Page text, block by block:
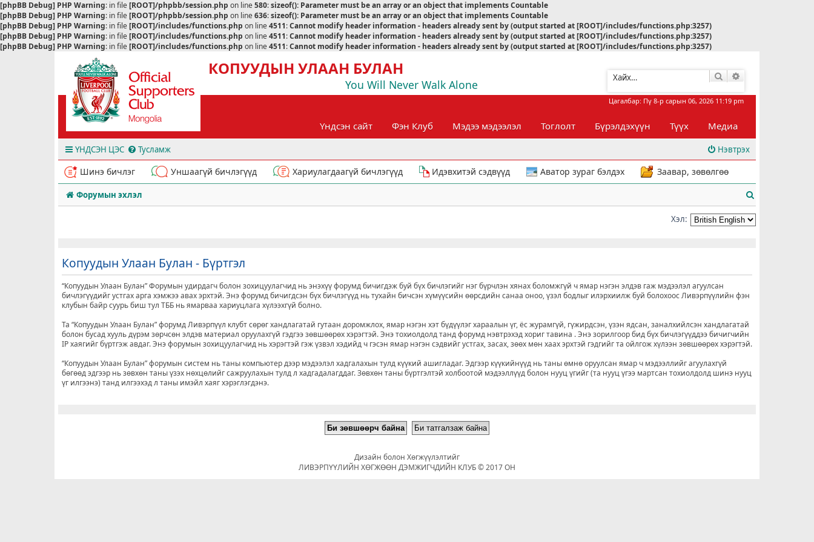
[phpBB Debug] PHP Warning: in file[ROOT]/phpbb/session.php on line580:sizeof(): Parameter must be an array or an object that implements Countable
[phpBB Debug] PHP Warning: in file[ROOT]/phpbb/session.php on line636:sizeof(): Parameter must be an array or an object that implements Countable
[phpBB Debug] PHP Warning: in file[ROOT]/includes/functions.php on line4511:Cannot modify header information - headers already sent by (output started at [ROOT]/includes/functions.php:3257)
[phpBB Debug] PHP Warning: in file[ROOT]/includes/functions.php on line4511:Cannot modify header information - headers already sent by (output started at [ROOT]/includes/functions.php:3257)
[phpBB Debug] PHP Warning: in file[ROOT]/includes/functions.php on line4511:Cannot modify header information - headers already sent by (output started at [ROOT]/includes/functions.php:3257)
КОПУУДЫН УЛААН БУЛАН
You Will Never Walk Alone
Хайлт
Цагалбар: Пү 8-р сарын 06, 2026 11:19 pm
Үндсэн сайт Фэн Клуб Мэдээ мэдээлэл Тоглолт Бүрэлдэхүүн Түүх Медиа
ҮНДСЭН ЦЭС Тусламж Нэвтрэх
Шинэ бичлэг Уншаагүй бичлэгүүд Хариулагдаагүй бичлэгүүд Идэвхитэй сэдвүүд Аватор зураг бэлдэх Заавар, зөвөлгөө
Форумын эхлэл
а
Хэл:
Копуудын Улаан Булан - Бүртгэл
“Копуудын Улаан Булан” Форумын удирдагч болон зохицуулагчид нь энэхүү форумд бичигдэж буй бүх бичлэгийг нэг бүрчлэн хянах боломжгүй ч ямар нэгэн элдэв гаж мэдээлэл агуулсан
бичлэгүүдийг устгах арга хэмжээ авах эрхтэй. Энэ форумд бичигдсэн бүх бичлэгүүд нь тухайн бичсэн хүмүүсийн өөрсдийн санаа оноо, үзэл бодлыг илэрхиилж буй болохоос Ливэрпүүлийн фэн
клубын байр суурь биш тул ТББ нь ямарваа хариуцлага хүлээхгүй болно.
Та “Копуудын Улаан Булан” форумд Ливэрпүүл клубт сөрөг хандлагатай гутаан доромжлох, ямар нэгэн хэт бүдүүлэг хараалын үг, ёс журамгүй, гүжирдсэн, үзэн ядсан, заналхийлсэн хандлагатай
болон бусад хууль дүрэм зөрчсөн элдэв материал оруулахгүй гэдгээ зөвшөөрөх хэрэгтэй. Энэ тохиолдолд танд форумд нэвтрэхэд хориг тавина . Энэ зорилгоор бид бүх бичлэгүүддээ бичигчийн
IP хаягийг бүртгэж авдаг. Энэ форумын зохицуулагчид нь хэрэгтэй гэж үзвэл хэдийд ч гэсэн ямар нэгэн сэдвийг устгах, засах, зөөх мөн хаах эрхтэй гэдгийг та ойлгож хүлээн зөвшөөрөх хэрэгтэй.
“Копуудын Улаан Булан” форумын систем нь таны компьютер дээр мэдээлэл хадгалахын тулд күүкий ашигладаг. Эдгээр күүкийнүүд нь таны өмнө оруулсан ямар ч мэдээллийг агуулахгүй
бөгөөд эдгээр нь зөвхөн таны үзэх нөхцөлийг сажруулахын тулд л хадгадалагддаг. Зөвхөн таны бүртгэлтэй холбоотой мэдээллүүд болон нууц үгийг (та нууц үгээ мартсан тохиолдолд шинэ нууц
үг илгээнэ) танд илгээхэд л таны имэйл хаяг хэрэглэгдэнэ.
Дизайн болон Хөгжүүлэлтийг
ЛИВЭРПҮҮЛИЙН ХӨГЖӨӨН ДЭМЖИГЧДИЙН КЛУБ © 2017 ОН